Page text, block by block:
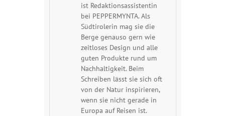
ist Redaktionsassistentin
bei PEPPERMYNTA. Als
Südtirolerin mag sie die
Berge genauso gern wie
zeitloses Design und alle
guten Produkte rund um
Nachhaltigkeit. Beim
Schreiben lässt sie sich oft
von der Natur inspirieren,
wenn sie nicht gerade in
Europa auf Reisen ist.